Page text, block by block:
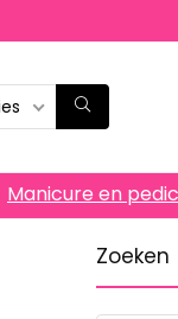
Manicure en
Zoeken